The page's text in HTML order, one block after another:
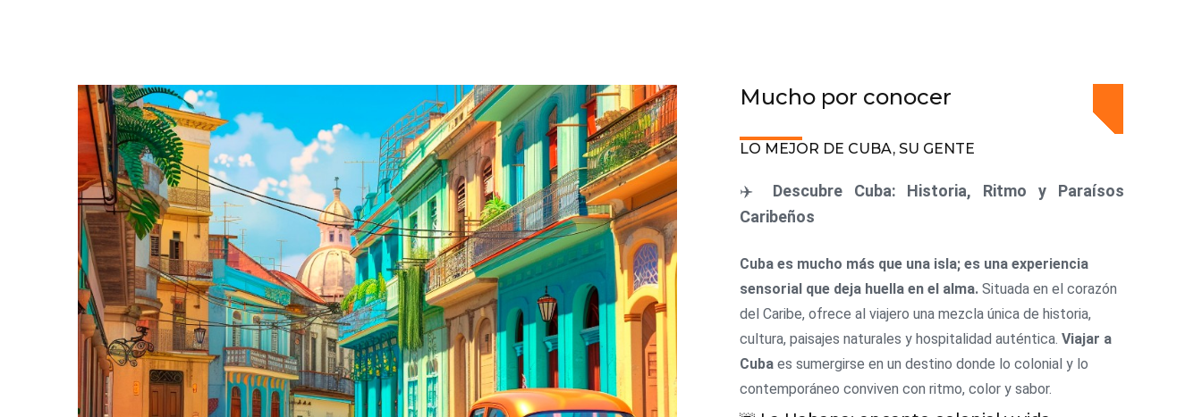
Mucho por conocer
LO MEJOR DE CUBA, SU GENTE
✈️ Descubre Cuba: Historia, Ritmo y Paraísos
Caribeños
Cuba es mucho más que una isla; es una experiencia
sensorial que deja huella en el alma. Situada en el corazón
del Caribe, ofrece al viajero una mezcla única de historia,
cultura, paisajes naturales y hospitalidad auténtica. Viajar a
Cuba es sumergirse en un destino donde lo colonial y lo
contemporáneo conviven con ritmo, color y sabor.